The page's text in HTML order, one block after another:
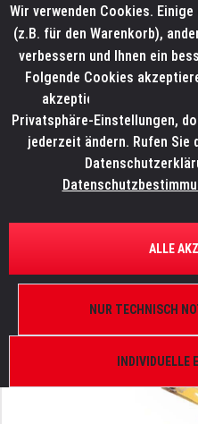
ÜBERSICHT
Wir verwenden Cookies.
(z.B. für den Warenkorb),
verbessern und Ihnen ein
Folgende Cookies
akzeptieren. Weitere
Privatsphäre-Einstellungen,
jederzeit ändern. Rufen Sie
INDIVIDUELLE
NUR TECHNISCH
ALLE